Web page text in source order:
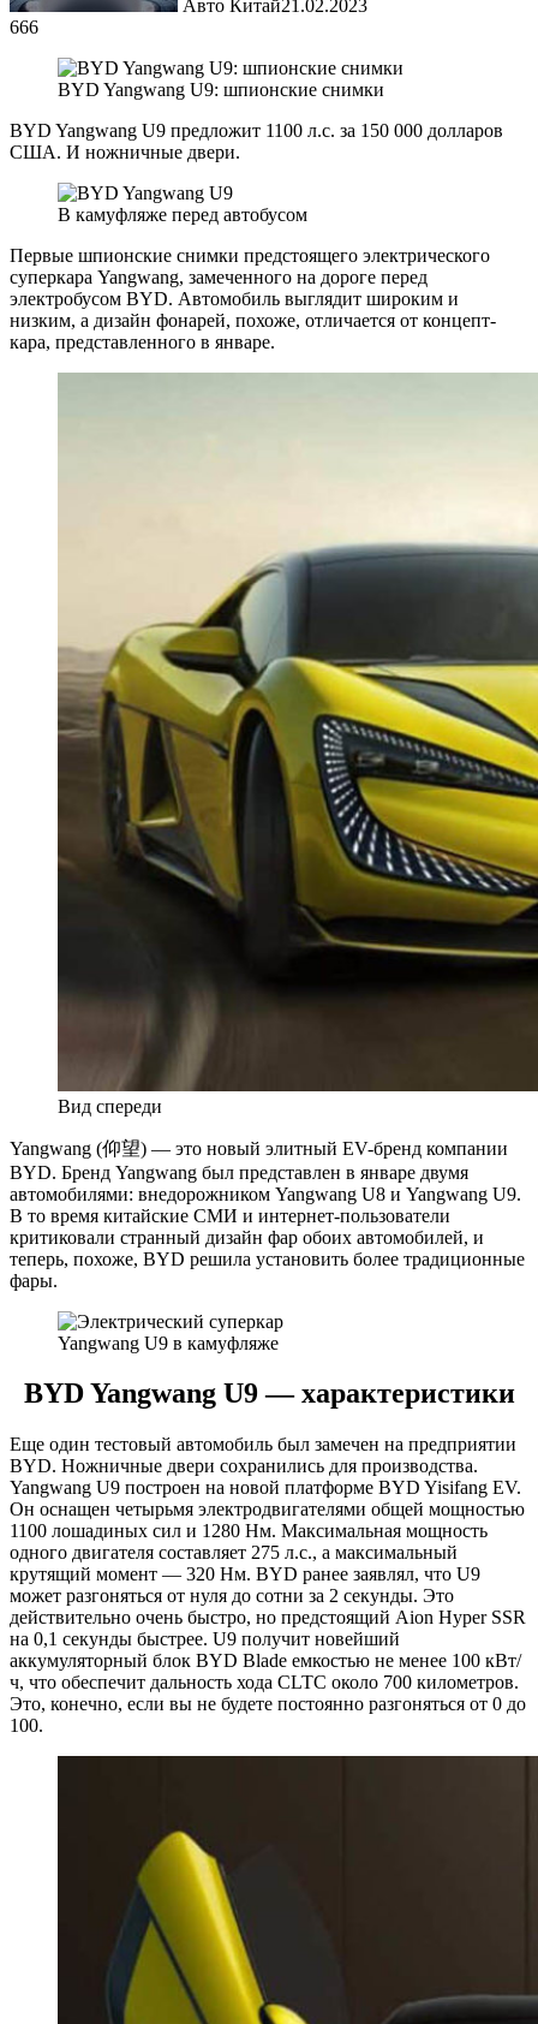
Авто Китай21.02.2023
666
BYD Yangwang U9: шпионские снимки
BYD Yangwang U9 предложит 1100 л.с. за 150 000 долларов
США. И ножничные двери.
В камуфляже перед автобусом
Первые шпионские снимки предстоящего электрического
суперкара Yangwang, замеченного на дороге перед
электробусом BYD. Автомобиль выглядит широким и
низким, а дизайн фонарей, похоже, отличается от концепт-
кара, представленного в январе.
Вид спереди
Yangwang (仰望) — это новый элитный EV-бренд компании
BYD. Бренд Yangwang был представлен в январе двумя
автомобилями: внедорожником Yangwang U8 и Yangwang U9.
В то время китайские СМИ и интернет-пользователи
критиковали странный дизайн фар обоих автомобилей, и
теперь, похоже, BYD решила установить более традиционные
фары.
Yangwang U9 в камуфляже
BYD Yangwang U9 — характеристики
Еще один тестовый автомобиль был замечен на предприятии
BYD. Ножничные двери сохранились для производства.
Yangwang U9 построен на новой платформе BYD Yisifang EV.
Он оснащен четырьмя электродвигателями общей мощностью
1100 лошадиных сил и 1280 Нм. Максимальная мощность
одного двигателя составляет 275 л.с., а максимальный
крутящий момент — 320 Нм. BYD ранее заявлял, что U9
может разгоняться от нуля до сотни за 2 секунды. Это
действительно очень быстро, но предстоящий Aion Hyper SSR
на 0,1 секунды быстрее. U9 получит новейший
аккумуляторный блок BYD Blade емкостью не менее 100 кВт/
ч, что обеспечит дальность хода CLTC около 700 километров.
Это, конечно, если вы не будете постоянно разгоняться от 0 до
100.